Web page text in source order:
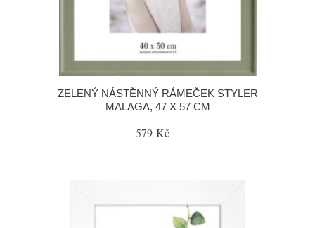
ZELENÝ NÁSTĚNNÝ RÁMEČEK STYLER
MALAGA, 47 X 57 CM
579 Kč